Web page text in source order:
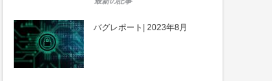
バグレポート| 2023年8月